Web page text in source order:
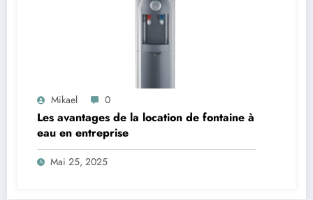
Mikael 0
Les avantages de la location de fontaine à
eau en entreprise
Mai 25, 2025